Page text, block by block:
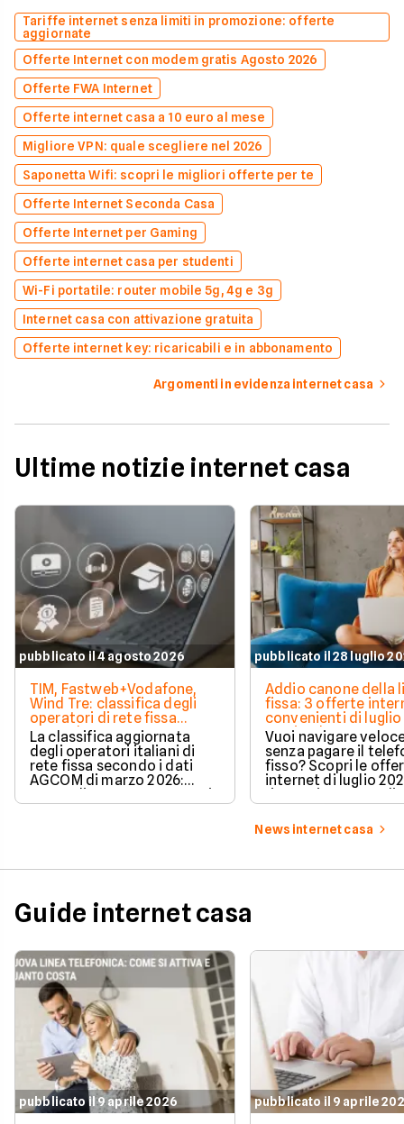
Tariffe internet senza limiti in promozione: offerte
aggiornate
Offerte Internet con modem gratis Agosto 2026
Offerte FWA Internet
Offerte internet casa a 10 euro al mese
Migliore VPN: quale scegliere nel 2026
Saponetta Wifi: scopri le migliori offerte per te
Offerte Internet Seconda Casa
Offerte Internet per Gaming
Offerte internet casa per studenti
Wi-Fi portatile: router mobile 5g, 4g e 3g
Internet casa con attivazione gratuita
Offerte internet key: ricaricabili e in abbonamento
Argomenti in evidenza internet casa
Ultime notizie internet casa
pubblicato il 4 agosto 2026
TIM, Fastweb+Vodafone,
Wind Tre: classifica degli
operatori di rete fissa
secondo AGCOM
La classifica aggiornata
degli operatori italiani di
rete fissa secondo i dati
AGCOM di marzo 2026:
quote di mercato, sorpassi
e new entry.
pubblicato il 28 luglio
Addio canone della
fissa: 3 offerte
convenienti di luglio
partire da 19,95€
Vuoi navigare
senza pagare il
fisso? Scopri le
internet di luglio
risparmiare e
tariffa perfetta per
News internet casa
Guide internet casa
pubblicato il 9 aprile 2026 pubblicato il 9 aprile